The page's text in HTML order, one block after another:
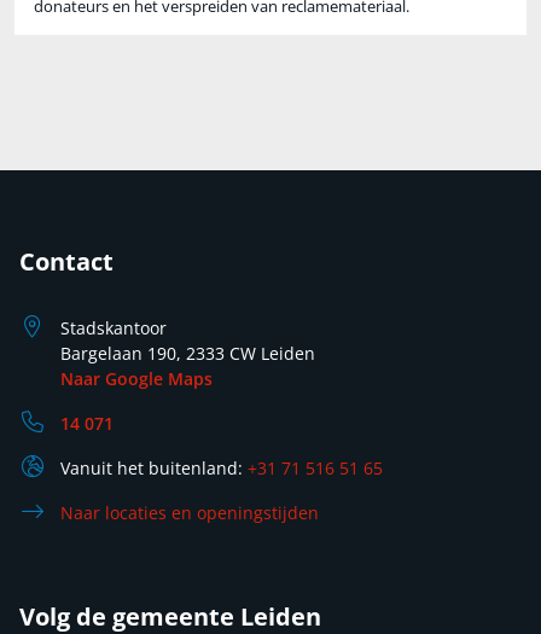
donateurs en het verspreiden van reclamemateriaal.
Contact
Stadskantoor
Bargelaan 190, 2333 CW Leiden
Naar Google Maps
14 071
Vanuit het buitenland: +31 71 516 51 65
Naar locaties en openingstijden
Volg de gemeente Leiden